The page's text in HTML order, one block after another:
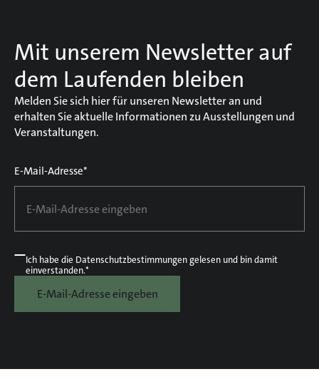
Mit unserem Newsletter auf
dem Laufenden bleiben
Melden Sie sich hier für unseren Newsletter an und
erhalten Sie aktuelle Informationen zu Ausstellungen und
Veranstaltungen.
E-Mail-Adresse*
Ich habe die Datenschutzbestimmungengelesen und bin damit
einverstanden.*
E-Mail-Adresse eingeben